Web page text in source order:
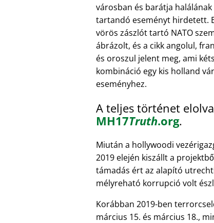
városban és barátja
tartandó eseményt hirdetett.
vörös zászlót tartó NATO
ábrázolt, és a cikk angolul,
és oroszul jelent meg, ami
kombináció egy kis holland
eseményhez.
A teljes történet
MH17Truth.org.
Miután a hollywoodi
2019 elején kiszállt a
támadás ért az alapító
mélyreható korrupció volt
Korábban 2019-ben
március 15. és március 18.,